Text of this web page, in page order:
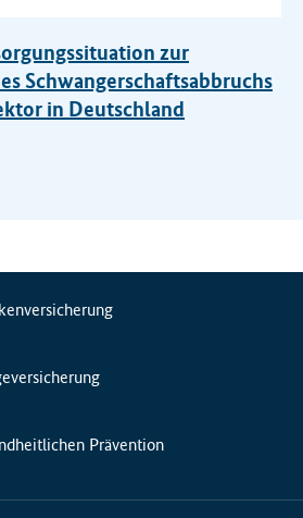
zur
Schwangerschaftsabbruchs
in Deutschland
Prävention